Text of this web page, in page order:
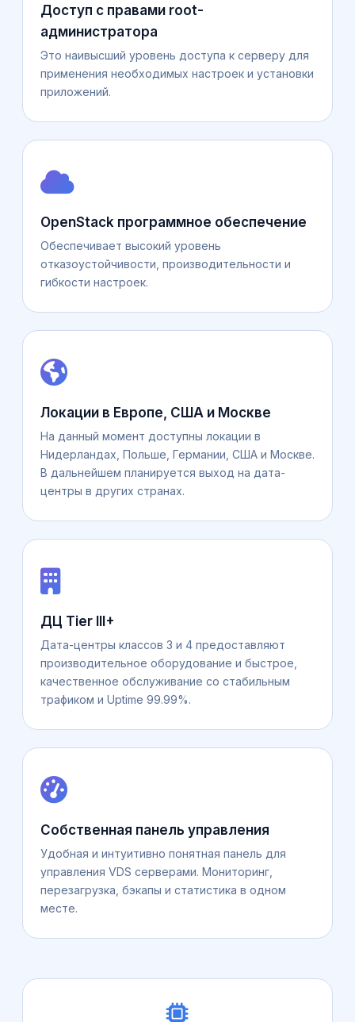
Доступ с правами root-
администратора
Это наивысший уровень доступа к серверу для
применения необходимых настроек и установки
приложений.
OpenStack программное обеспечение
Обеспечивает высокий уровень
отказоустойчивости, производительности и
гибкости настроек.
Локации в Европе, США и Москве
На данный момент доступны локации в
Нидерландах, Польше, Германии, США и Москве.
В дальнейшем планируется выход на дата-
центры в других странах.
ДЦ Tier III+
Дата-центры классов 3 и 4 предоставляют
производительное оборудование и быстрое,
качественное обслуживание со стабильным
трафиком и Uptime 99.99%.
Собственная панель управления
Удобная и интуитивно понятная панель для
управления VDS серверами. Мониторинг,
перезагрузка, бэкапы и статистика в одном
месте.